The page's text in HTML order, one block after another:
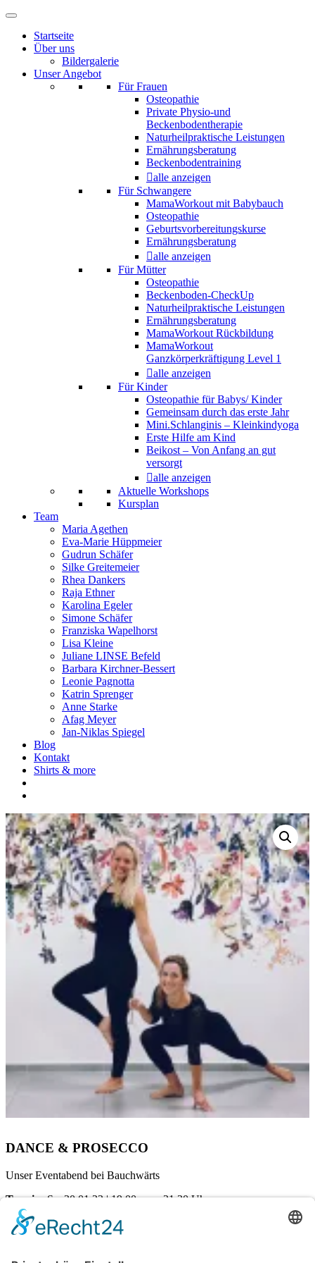
Startseite
Über uns
Bildergalerie
Unser Angebot
Für Frauen
Osteopathie
Private Physio-und
Beckenbodentherapie
Naturheilpraktische Leistungen
Ernährungsberatung
Beckenbodentraining
alle anzeigen
Für Schwangere
MamaWorkout mit Babybauch
Osteopathie
Geburtsvorbereitungskurse
Ernährungsberatung
alle anzeigen
Für Mütter
Osteopathie
Beckenboden-CheckUp
Naturheilpraktische Leistungen
Ernährungsberatung
MamaWorkout Rückbildung
MamaWorkout
Ganzkörperkräftigung Level 1
alle anzeigen
Für Kinder
Osteopathie für Babys/ Kinder
Gemeinsam durch das erste Jahr
Mini.Schlanginis – Kleinkindyoga
Erste Hilfe am Kind
Beikost – Von Anfang an gut
versorgt
alle anzeigen
Aktuelle Workshops
Kursplan
Team
Maria Agethen
Eva-Marie Hüppmeier
Gudrun Schäfer
Silke Greitemeier
Rhea Dankers
Raja Ethner
Karolina Egeler
Simone Schäfer
Franziska Wapelhorst
Lisa Kleine
Juliane LINSE Befeld
Barbara Kirchner-Bessert
Leonie Pagnotta
Katrin Sprenger
Anne Starke
Afag Meyer
Jan-Niklas Spiegel
Blog
Kontakt
Shirts & more
DANCE & PROSECCO
Unser Eventabend bei Bauchwärts
Termin:Sa, 20.01.23 | 19.00 – ca. 21.30 Uhr
Ort:
Kosten pro Teilnehmerin:
25,00